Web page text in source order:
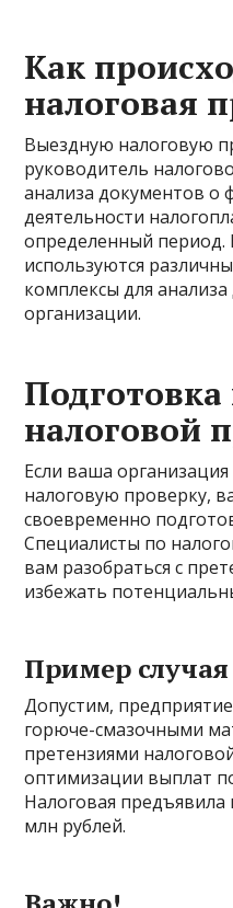
Как
налоговая
Выездную налоговую
руководитель
анализа документов о
деятельности
определенный период.
используются
комплексы для анализа
организации.
налоговой
Если ваша
налоговую проверку,
своевременно
Специалисты по
вам разобраться с
избежать
Пример случая
Допустим,
горюче-смазочными
претензиями
оптимизации выплат
Налоговая предъявила
млн рублей.